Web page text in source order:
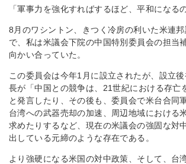
「軍事力を強化すればするほど、平和になる
8月のワシントン、きつく冷房の利いた米連
で、私は米議会下院の中国特別委員会の担当
向かい合っていた。
この委員会は今年1月に設立されたが、設立
長が「中国との競争は、21世紀における存亡
と発言したり、その後も、委員会で米台合同
台湾への武器売却の加速、周辺地域における
求めたりするなど、現在の米議会の強固な対
出している元締のような存在である。
より強硬になる米国の対中政策、そして、台